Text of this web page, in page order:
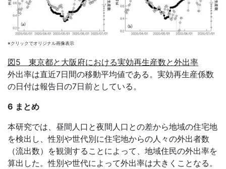
※クリックでオリジナル画像表示
図5 東京都と大阪府における実効再生産数と外出率
外出率は直近7日間の移動平均値である。実効再生産係数
の日付は報告日の7日前としている。
6 まとめ
本研究では、昼間人口と夜間人口との差から地域の住宅地
を検出し、性別や世代別に住宅地からの人々の外出者数
（流出数）を観測することによって、地域住民の外出率を
算出した。性別や世代によって外出率は大きくことなる。